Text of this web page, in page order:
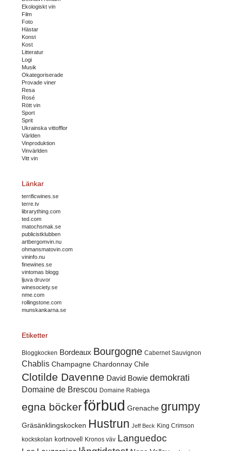
Ekologiskt vin
Film
Foto
Hästar
Konst
Kost
Litteratur
Logi
Musik
Okategoriserade
Provade viner
Resa
Rosé
Rött vin
Sport
Sprit
Ukrainska vittofflor
Världen
Vinproduktion
Vinvärlden
Vitt vin
Länkar
terrificwines.se
terre.tv
librarything.com
ted.com
matochsmak.se
publicistklubben
artbergomvin.nu
ohmansmatovin.com
vininfo.nu
finewines.se
vintomas blogg
ljuva druvor
winesociety.se
nme.com
rollingstone.com
munskankarna.se
Etiketter
Bloggkocken Bordeaux Bourgogne Cabernet Sauvignon
Chablis Champagne Chardonnay Chile
Clotilde Davenne David Bowie demokrati
Domaine de Brescou Domaine Rabiega
egna böckerförbud Grenache grumpy
Gräsänklingskocken Hustrun Jeff Beck King Crimson
kockskolan kortnovell Kronos väv Languedoc